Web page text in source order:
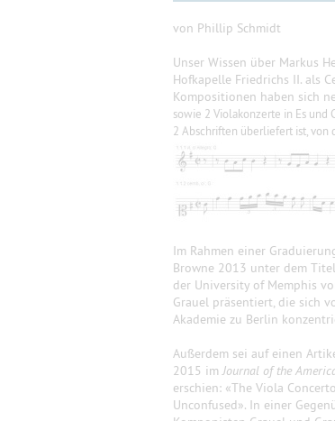
von Phillip Schmidt
Unser Wissen über Markus
Hofkapelle Friedrichs II. als
Kompositionen haben sich
sowie 2 Violakonzerte in Es und
2 Abschriften überliefert ist, von
Im Rahmen einer
Browne 2013 unter dem Titel
der University of Memphis
Grauel präsentiert, die sich
Akademie zu Berlin
Außerdem sei auf einen
2015 imJournal of the
erschien: «The Viola
Unconfused». In einer